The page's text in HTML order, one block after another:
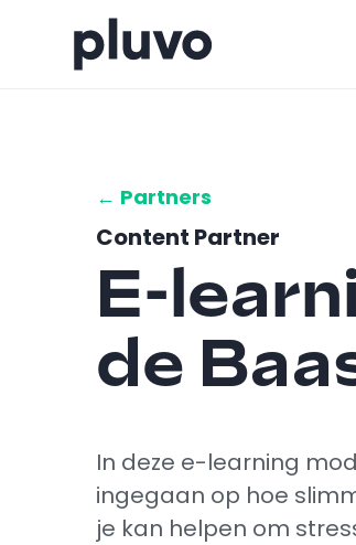
← Partners
Content Partner
E-
de
In deze e-learning
ingegaan op hoe
je kan helpen om